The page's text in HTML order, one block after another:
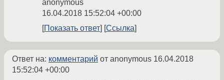
anonymous
16.04.2018 15:52:04 +00:00
Показать ответ
Ссылка
Ответ на: комментарий от anonymous 16.04.2018
15:52:04 +00:00